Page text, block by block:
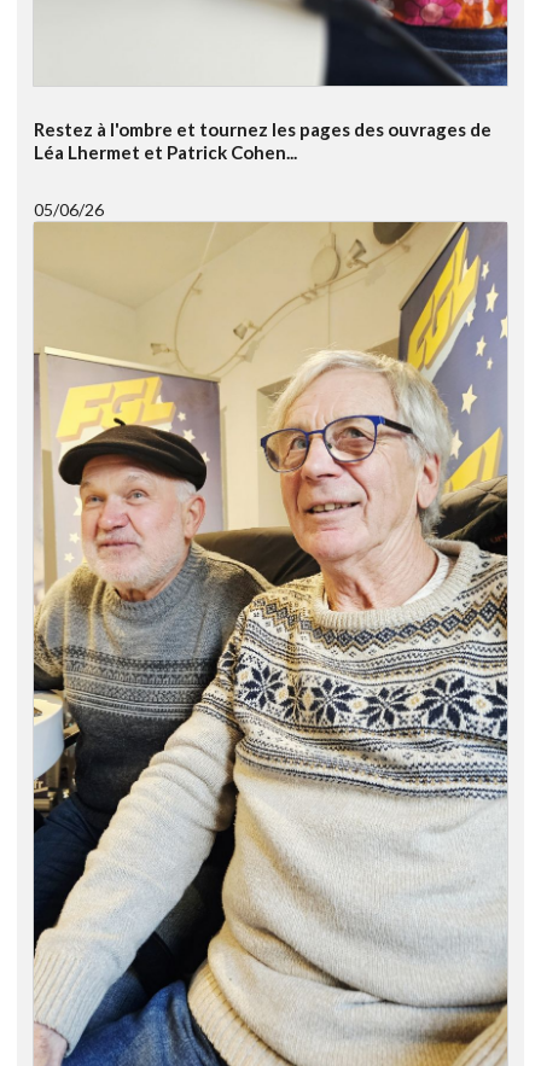
Restez à l'ombre et tournez les pages des ouvrages de
Léa Lhermet et Patrick Cohen...
05/06/26